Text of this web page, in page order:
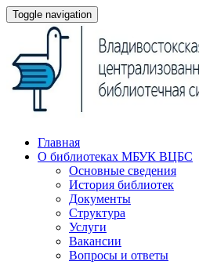
Toggle navigation
Главная
О библиотеках МБУК ВЦБС
Основные сведения
История библиотек
Документы
Структура
Услуги
Вакансии
Вопросы и ответы